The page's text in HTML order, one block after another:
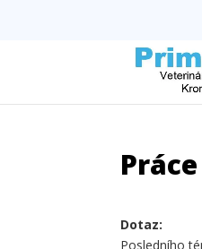
Dotaz:
Posledního